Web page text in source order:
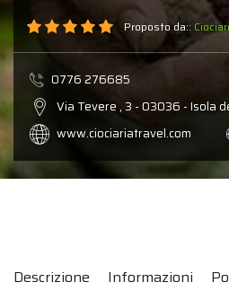
Proposto da::
0776 276685
Via Tevere , 3 - 03036 - Isola
www.ciociariatravel.com
Descrizione Informazioni